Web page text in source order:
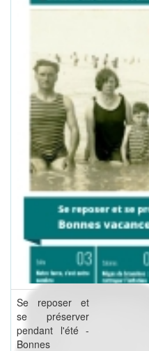
Se reposer et
se préserver
pendant l'été -
Bonnes